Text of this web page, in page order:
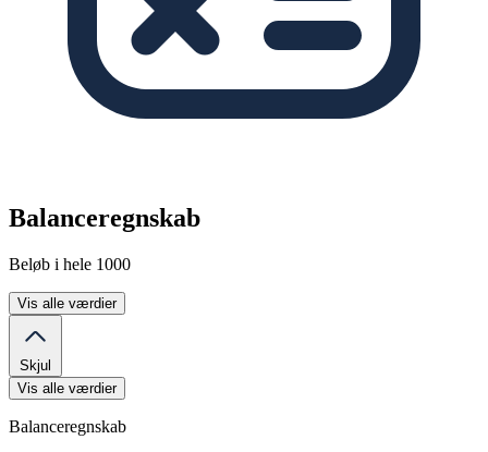
Balanceregnskab
Beløb i hele 1000
Vis alle værdier
Skjul
Vis alle værdier
Balanceregnskab